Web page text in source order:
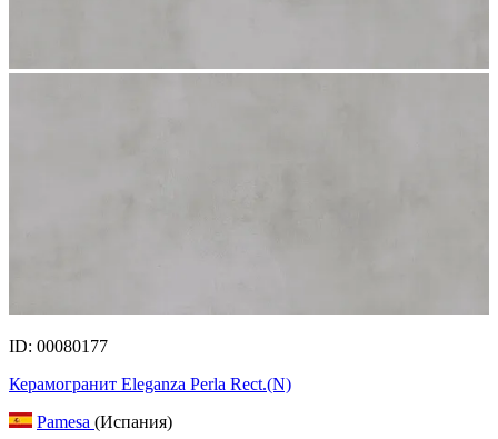
ID: 00080177
Керамогранит Eleganza Perla Rect.(N)
Pamesa (Испания)